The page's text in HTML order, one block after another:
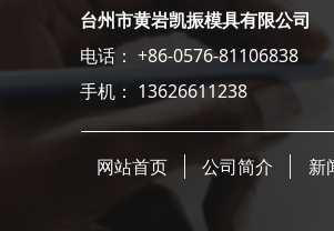
台州市黄岩凯振模具有限公司
电话： +86-0576-
手机： 13626611238
网站首页 公司简介 新